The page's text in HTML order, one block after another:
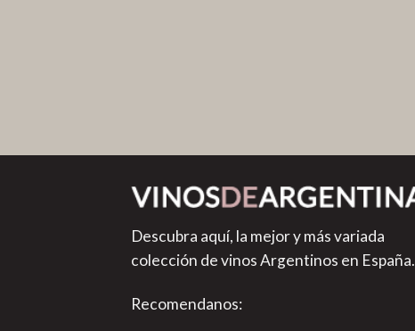
Descubra aquí, la mejor y más variada
colección de vinos Argentinos en España.
Recomendanos: